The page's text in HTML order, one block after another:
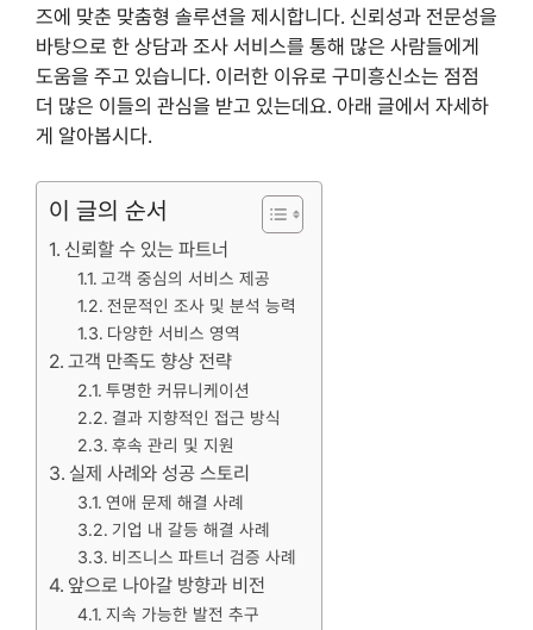
즈에 맞춘 맞춤형 솔루션을 제시합니다. 신뢰성과 전문성을
바탕으로 한 상담과 조사 서비스를 통해 많은 사람들에게
도움을 주고 있습니다. 이러한 이유로 구미흥신소는 점점
더 많은 이들의 관심을 받고 있는데요. 아래 글에서 자세하
게 알아봅시다.
이 글의 순서
신뢰할 수 있는 파트너
고객 중심의 서비스 제공
전문적인 조사 및 분석 능력
다양한 서비스 영역
고객 만족도 향상 전략
투명한 커뮤니케이션
결과 지향적인 접근 방식
후속 관리 및 지원
실제 사례와 성공 스토리
연애 문제 해결 사례
기업 내 갈등 해결 사례
비즈니스 파트너 검증 사례
앞으로 나아갈 방향과 비전
지속 가능한 발전 추구